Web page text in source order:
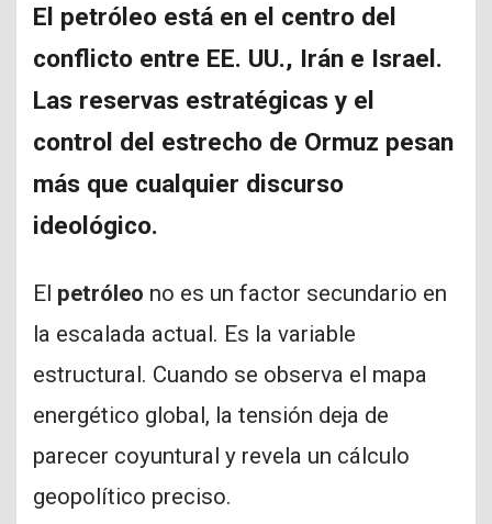
El petróleo está en el centro del
conflicto entre EE. UU., Irán e Israel.
Las reservas estratégicas y el
control del estrecho de Ormuz pesan
más que cualquier discurso
ideológico.
El petróleo no es un factor secundario en
la escalada actual. Es la variable
estructural. Cuando se observa el mapa
energético global, la tensión deja de
parecer coyuntural y revela un cálculo
geopolítico preciso.